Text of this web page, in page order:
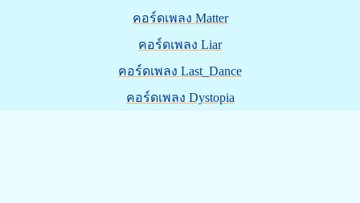
คอร์ดเพลง Matter
คอร์ดเพลง Liar
คอร์ดเพลง Last_Dance
คอร์ดเพลง Dystopia